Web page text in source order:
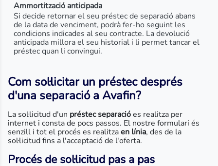
Ammortització anticipada
Si decide retornar el seu préstec de separació abans
de la data de venciment, podrà fer-ho seguint les
condicions indicades al seu contracte. La devolució
anticipada millora el seu historial i li permet tancar el
préstec quan li convingui.
Com sol·licitar un préstec després
d'una separació a Avafin?
La sol·licitud d'un préstec separacióes realitza per
internet i consta de pocs passos. El nostre formulari és
senzill i tot el procés es realitzaen línia, des de la
sol·licitud fins a l'acceptació de l'oferta.
Procés de sol·licitud pas a pas